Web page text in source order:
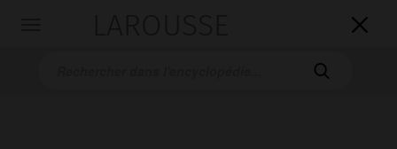

